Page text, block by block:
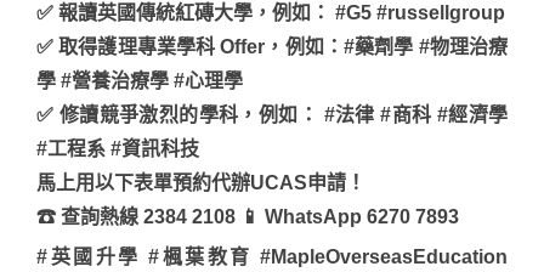
✅ 報讀英國傳統紅磚大學，例如： #G5 #russellgroup
✅ 取得護理專業學科 Offer，例如：#藥劑學 #物理治療
學 #營養治療學 #心理學
✅ 修讀競爭激烈的學科，例如： #法律 #商科 #經濟學
#工程系 #資訊科技
馬上用以下表單預約代辦UCAS申請！
☎ 查詢熱線 2384 2108 📱 WhatsApp 6270 7893
#英國升學 #楓葉教育 #MapleOverseasEducation